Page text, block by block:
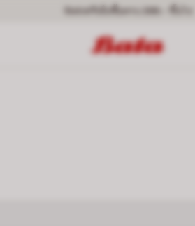
จัดส่งฟรีเมื่อซื้อครบ 399.- ขึ้นไป